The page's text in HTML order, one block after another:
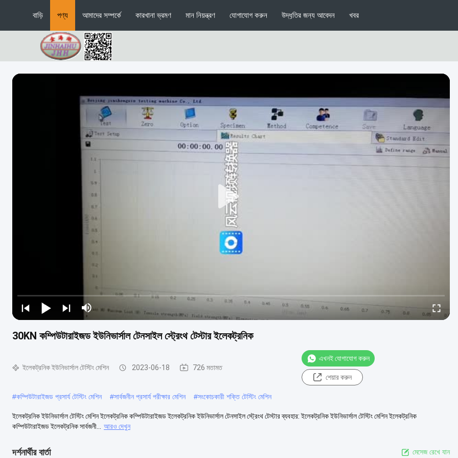
বাড়ি পণ্য আমাদের সম্পর্কে কারখানা ভ্রমণ মান নিয়ন্ত্রণ যোগাযোগ করুন উদ্ধৃতির জন্য আবেদন খবর
30KN কম্পিউটারাইজড ইউনিভার্সাল টেনসাইল স্ট্রেংথ টেস্টার ইলেকট্রনিক
ইলেকট্রনিক ইউনিভার্সাল টেস্টিং মেশিন 2023-06-18 726 মতামত
এখনই যোগাযোগ করুন
শেয়ার করুন
#কম্পিউটারাইজড প্রসার্য টেস্টিং মেশিন #সার্বজনীন প্রসার্য পরীক্ষার মেশিন #সংকোচকারী শক্তি টেস্টিং মেশিন
ইলেকট্রনিক ইউনিভার্সাল টেস্টিং মেশিন ইলেকট্রনিক কম্পিউটারাইজড ইলেকট্রনিক ইউনিভার্সাল টেনসাইল স্ট্রেংথ টেস্টার ব্যবহার: ইলেকট্রনিক ইউনিভার্সাল টেস্টিং মেশিন ইলেকট্রনিক
কম্পিউটারাইজড ইলেকট্রনিক সার্বজনী...
আরও দেখুন
দর্শনার্থীর বার্তা মেসেজ রেখে যান